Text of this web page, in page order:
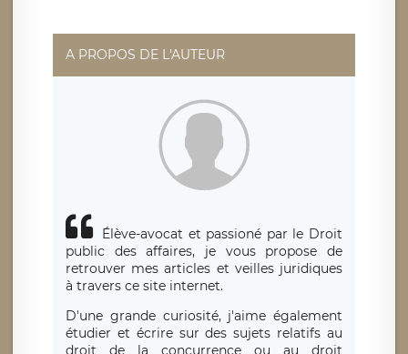
A PROPOS DE L'AUTEUR
Élève-avocat et passioné par le Droit
public des affaires, je vous propose de
retrouver mes articles et veilles juridiques
à travers ce site internet.
D'une grande curiosité, j'aime également
étudier et écrire sur des sujets relatifs au
droit de la concurrence ou au droit